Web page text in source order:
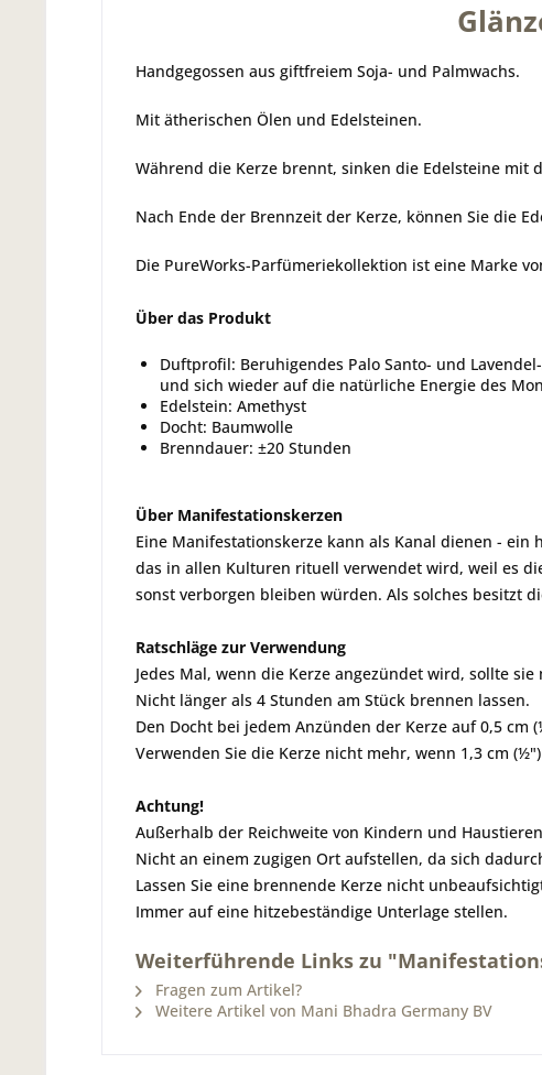
Handgegossen aus giftfreiem Soja- und Palmwachs.
Mit ätherischen Ölen und Edelsteinen.
Während die Kerze brennt, sinken die Edelsteine mit
Nach Ende der Brennzeit der Kerze, können Sie die
Die PureWorks-Parfümeriekollektion ist eine Marke
Über das Produkt
Duftprofil: Beruhigendes Palo Santo- und
und sich wieder auf die natürliche Energie des
Edelstein: Amethyst
Docht: Baumwolle
Brenndauer: ±20 Stunden
Über Manifestationskerzen
Eine Manifestationskerze kann als Kanal dienen -
das in allen Kulturen rituell verwendet wird, weil es
sonst verborgen bleiben würden. Als solches besitzt
Ratschläge zur Verwendung
Jedes Mal, wenn die Kerze angezündet wird, sollte
Nicht länger als 4 Stunden am Stück brennen lassen.
Den Docht bei jedem Anzünden der Kerze auf 0,5 cm
Verwenden Sie die Kerze nicht mehr, wenn 1,3 cm
Achtung!
Außerhalb der Reichweite von Kindern und
Nicht an einem zugigen Ort aufstellen, da sich
Lassen Sie eine brennende Kerze nicht
Immer auf eine hitzebeständige Unterlage stellen.
Weiterführende Links zu
Fragen zum Artikel?
Weitere Artikel von Mani Bhadra Germany BV